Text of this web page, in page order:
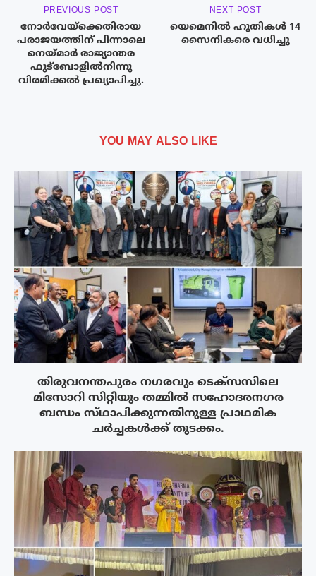
PREVIOUS POST
നോർവേയ്‌ക്കെതിരായ
പരാജയത്തിന് പിന്നാലെ
നെയ്മാർ രാജ്യാന്തര
ഫുട്ബോളിൽനിന്നു
വിരമിക്കൽ പ്രഖ്യാപിച്ചു.
NEXT POST
യെമെനിൽ ഹൂതികൾ 14
സൈനികരെ വധിച്ചു
YOU MAY ALSO LIKE
തിരുവനന്തപുരം നഗരവും ടെക്‌സസിലെ
മിസോറി സിറ്റിയും തമ്മിൽ സഹോദരനഗര
ബന്ധം സ്‌ഥാപിക്കുന്നതിനുള്ള പ്രാഥമിക
ചർച്ചകൾക്ക് തുടക്കം.